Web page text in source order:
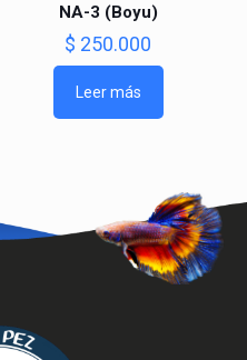
NA-3 (Boyu)
$ 250.000
Leer más